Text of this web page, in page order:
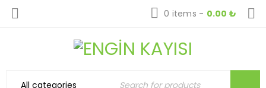
0 items - 0.00 ₺